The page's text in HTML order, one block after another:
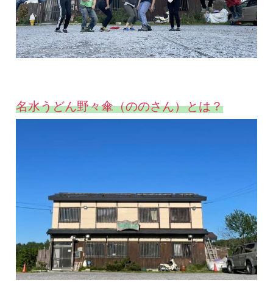
名水うどん野々傘（ののさん）とは？